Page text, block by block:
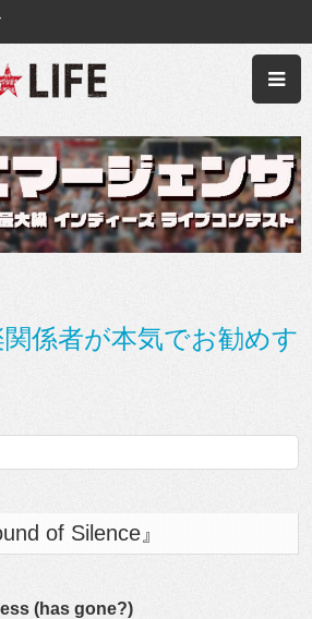
係者が本気でお勧めす
of Silence』
(has gone?)